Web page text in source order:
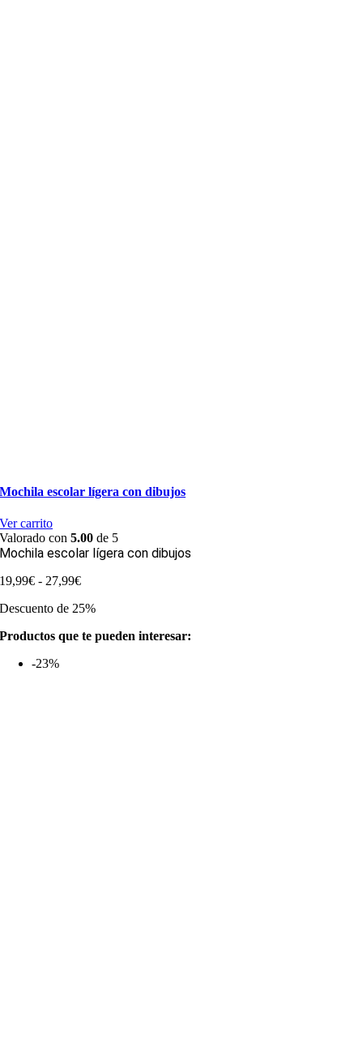
Mochila escolar lígera con dibujos
Ver carrito
Valorado con5.00 de 5
Mochila escolar lígera con dibujos
19,99€ - 27,99€Rango
precios:
19,99€
Descuento de 25%
Productos que te pueden interesar:
-23%